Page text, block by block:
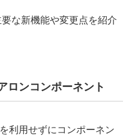
な新機能や変更点を紹介
ロンコンポーネント
利用せずにコンポーネン